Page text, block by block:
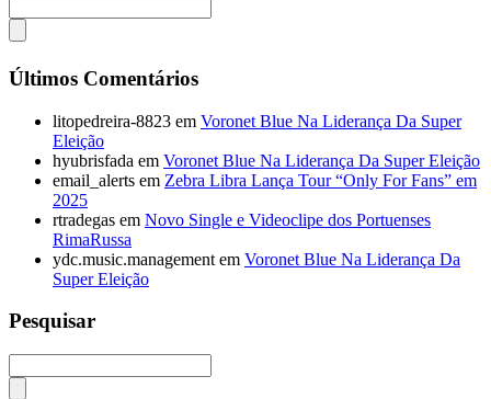
Últimos Comentários
litopedreira-8823 em Voronet Blue Na Liderança Da Super
Eleição
hyubrisfada em Voronet Blue Na Liderança Da Super Eleição
email_alerts em Zebra Libra Lança Tour “Only For Fans” em
2025
rtradegas em Novo Single e Videoclipe dos Portuenses
RimaRussa
ydc.music.management em Voronet Blue Na Liderança Da
Super Eleição
Pesquisar